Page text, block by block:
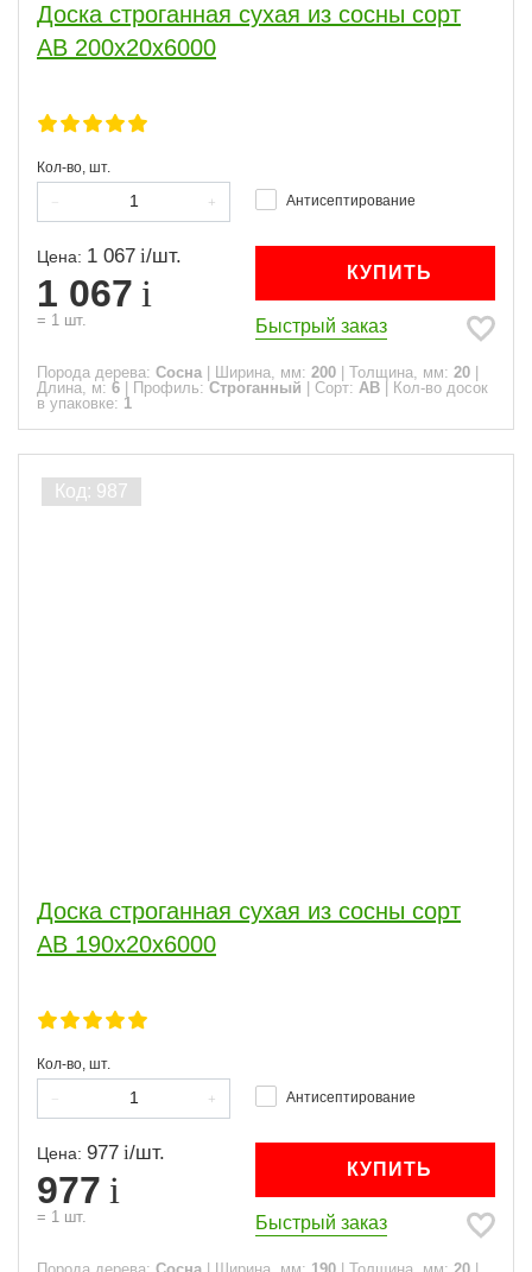
Доска строганная сухая из сосны сорт
АВ 200x20x6000
Кол-во, шт.
Антисептирование
Цена: 1 067 /шт.
1 067
= 1 шт.
КУПИТЬ
Быстрый заказ
Порода дерева: Сосна Ширина, мм: 200 Толщина, мм: 20
Длина, м: 6 Профиль: Строганный Сорт: АВ
Кол-во досок
в упаковке: 1
Доска строганная сухая из сосны сорт
АВ 190x20x6000
Кол-во, шт.
Антисептирование
Цена: 977 /шт.
977
= 1 шт.
КУПИТЬ
Быстрый заказ